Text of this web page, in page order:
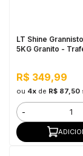
LT Shine
5KG Granito -
R$ 349,99
ou 4xde R$ 87,50
-